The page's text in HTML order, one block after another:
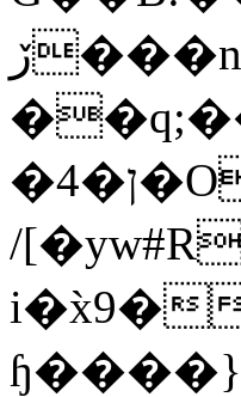
ڒ���n����%J^�}
/
i�x̀9�